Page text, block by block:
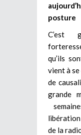
posture
C’est
qu’ils
vient à se
de
grande
de la